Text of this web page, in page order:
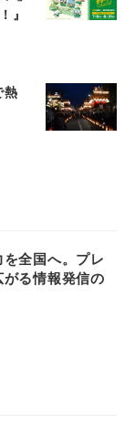
』
熱
全国へ。プレ
る情報発信の